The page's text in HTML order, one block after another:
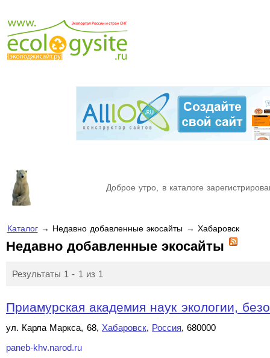
Доброе утро, в каталоге
Каталог→ Недавно добавленные экосайты → Хабаровск
Недавно добавленные экосайты
Результаты 1 - 1 из 1
Приамурская академия наук экологии,
ул. Карла Маркса, 68, Хабаровск, Россия, 680000
paneb-khv.narod.ru